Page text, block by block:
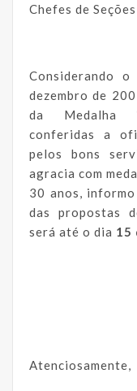
Chefes de Seções
Considerando
dezembro de
da Medalha
conferidas a
pelos bons
agracia com
30 anos,
das propostas
será até o dia 15
Atenciosamente,